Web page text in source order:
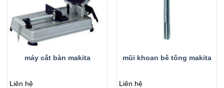
máy cắt bàn makita
Liên hệ
mũi khoan bê tông makita
Liên hệ